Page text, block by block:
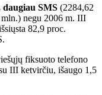
daugiau SMS (2284,62
negu 2006 m. III
82,9 proc.
fiksuoto telefono
III ketvirčiu, išaugo 1,5